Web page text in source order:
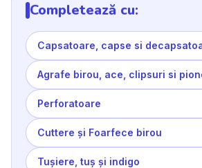
Completează cu:
Capsatoare, capse si
Agrafe birou, ace, clipsuri si
Perforatoare
Cuttere și Foarfece birou
Tușiere, tuș și indigo